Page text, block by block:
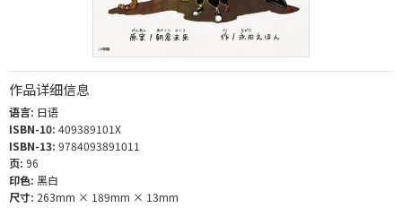
作品详细信息
语言: 日语
ISBN-10: 409389101X
ISBN-13: 9784093891011
页: 96
印色: 黑白
尺寸: 263mm × 189mm × 13mm